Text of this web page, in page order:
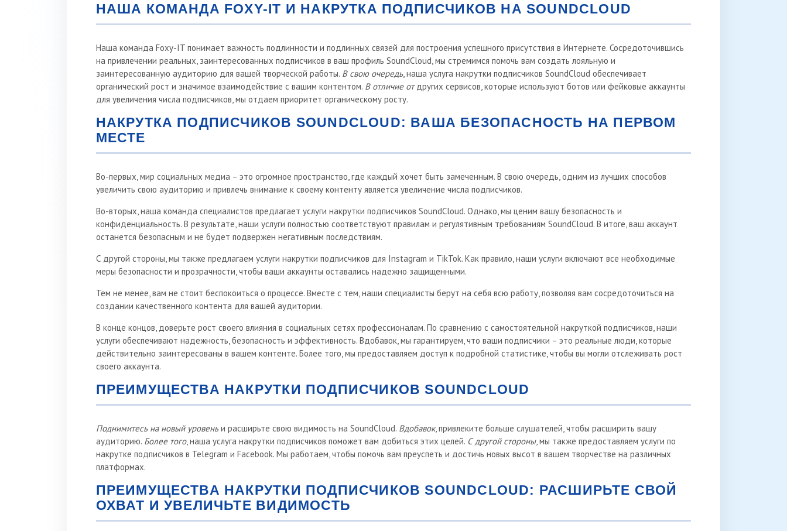
НАША КОМАНДА FOXY-IT И НАКРУТКА ПОДПИСЧИКОВ НА SOUNDCLOUD
Наша команда Foxy-IT понимает важность подлинности и подлинных связей для построения успешного присутствия в Интернете. Сосредоточившись
на привлечении реальных, заинтересованных подписчиков в ваш профиль SoundCloud, мы стремимся помочь вам создать лояльную и
заинтересованную аудиторию для вашей творческой работы. В свою очередь, наша услуга накрутки подписчиков SoundCloud обеспечивает
органический рост и значимое взаимодействие с вашим контентом. В отличие отдругих сервисов, которые используют ботов или фейковые аккаунты
для увеличения числа подписчиков, мы отдаем приоритет органическому росту.
НАКРУТКА ПОДПИСЧИКОВ SOUNDCLOUD: ВАША БЕЗОПАСНОСТЬ НА ПЕРВОМ
МЕСТЕ
Во-первых, мир социальных медиа – это огромное пространство, где каждый хочет быть замеченным. В свою очередь, одним из лучших способов
увеличить свою аудиторию и привлечь внимание к своему контенту является увеличение числа подписчиков.
Во-вторых, наша команда специалистов предлагает услуги накрутки подписчиков SoundCloud. Однако, мы ценим вашу безопасность и
конфиденциальность. В результате, наши услуги полностью соответствуют правилам и регулятивным требованиям SoundCloud. В итоге, ваш аккаунт
останется безопасным и не будет подвержен негативным последствиям.
С другой стороны, мы также предлагаем услуги накрутки подписчиков для Instagram и TikTok. Как правило, наши услуги включают все необходимые
меры безопасности и прозрачности, чтобы ваши аккаунты оставались надежно защищенными.
Тем не менее, вам не стоит беспокоиться о процессе. Вместе с тем, наши специалисты берут на себя всю работу, позволяя вам сосредоточиться на
создании качественного контента для вашей аудитории.
В конце концов, доверьте рост своего влияния в социальных сетях профессионалам. По сравнению с самостоятельной накруткой подписчиков, наши
услуги обеспечивают надежность, безопасность и эффективность. Вдобавок, мы гарантируем, что ваши подписчики – это реальные люди, которые
действительно заинтересованы в вашем контенте. Более того, мы предоставляем доступ к подробной статистике, чтобы вы могли отслеживать рост
своего аккаунта.
ПРЕИМУЩЕСТВА НАКРУТКИ ПОДПИСЧИКОВ SOUNDCLOUD
Поднимитесь на новый уровеньи расширьте свою видимость на SoundCloud. Вдобавок, привлеките больше слушателей, чтобы расширить вашу
аудиторию. Более того, наша услуга накрутки подписчиков поможет вам добиться этих целей. С другой стороны, мы также предоставляем услуги по
накрутке подписчиков в Telegram и Facebook. Мы работаем, чтобы помочь вам преуспеть и достичь новых высот в вашем творчестве на различных
платформах.
ПРЕИМУЩЕСТВА НАКРУТКИ ПОДПИСЧИКОВ SOUNDCLOUD: РАСШИРЬТЕ СВОЙ
ОХВАТ И УВЕЛИЧЬТЕ ВИДИМОСТЬ